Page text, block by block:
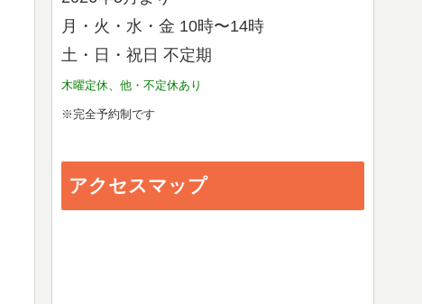
月・火・水・金 10時〜14時
土・日・祝日 不定期
木曜定休、他・不定休あり
※完全予約制です
アクセスマップ